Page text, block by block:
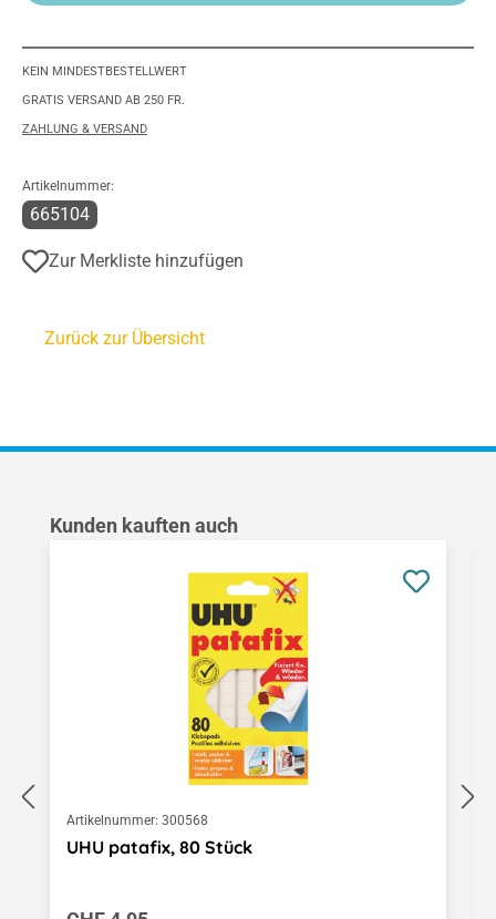
KEIN MINDESTBESTELLWERT
GRATIS VERSAND AB 250 FR.
ZAHLUNG & VERSAND
Artikelnummer:
665104
Zur Merkliste hinzufügen
Zurück zur Übersicht
Produktgalerie überspringen
Kunden kauften auch
Artikelnummer: 300568
UHU patafix, 80 Stück